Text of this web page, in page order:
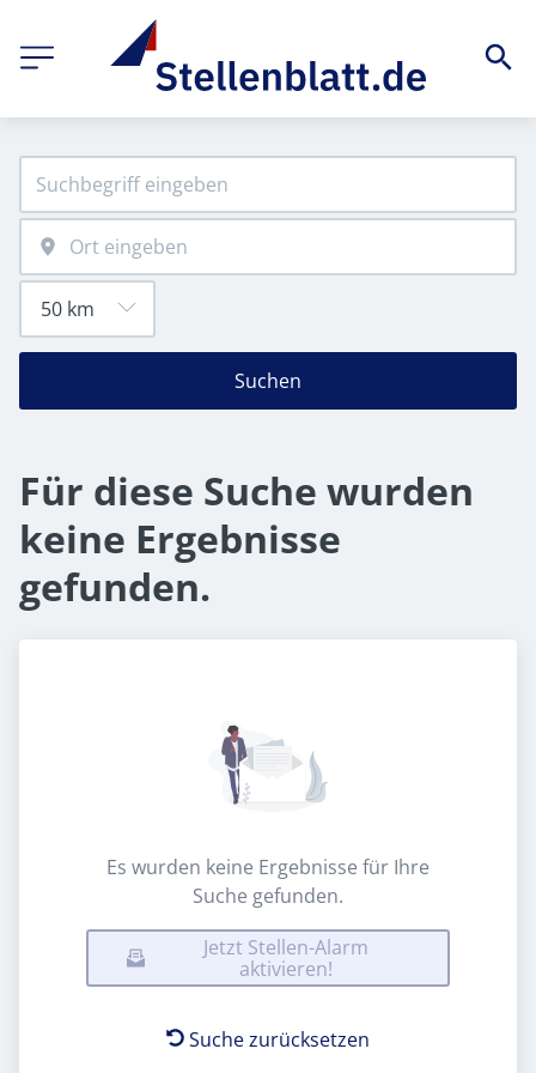
Suchen
Für diese Suche wurden
keine Ergebnisse
gefunden.
Es wurden keine Ergebnisse für Ihre
Suche gefunden.
Jetzt Stellen-Alarm
aktivieren!
Suche zurücksetzen